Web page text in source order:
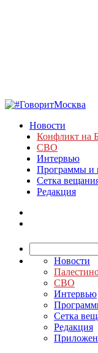
Новости
Конфликт на
СВО
Интервью
Программы и
Сетка
Редакция
Новости
СВО
Интервью
Сетка
Редакция